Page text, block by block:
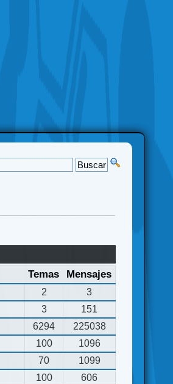
Temas Mensajes
2
3
3
151
6294
225038
100
1096
70
1099
100
606